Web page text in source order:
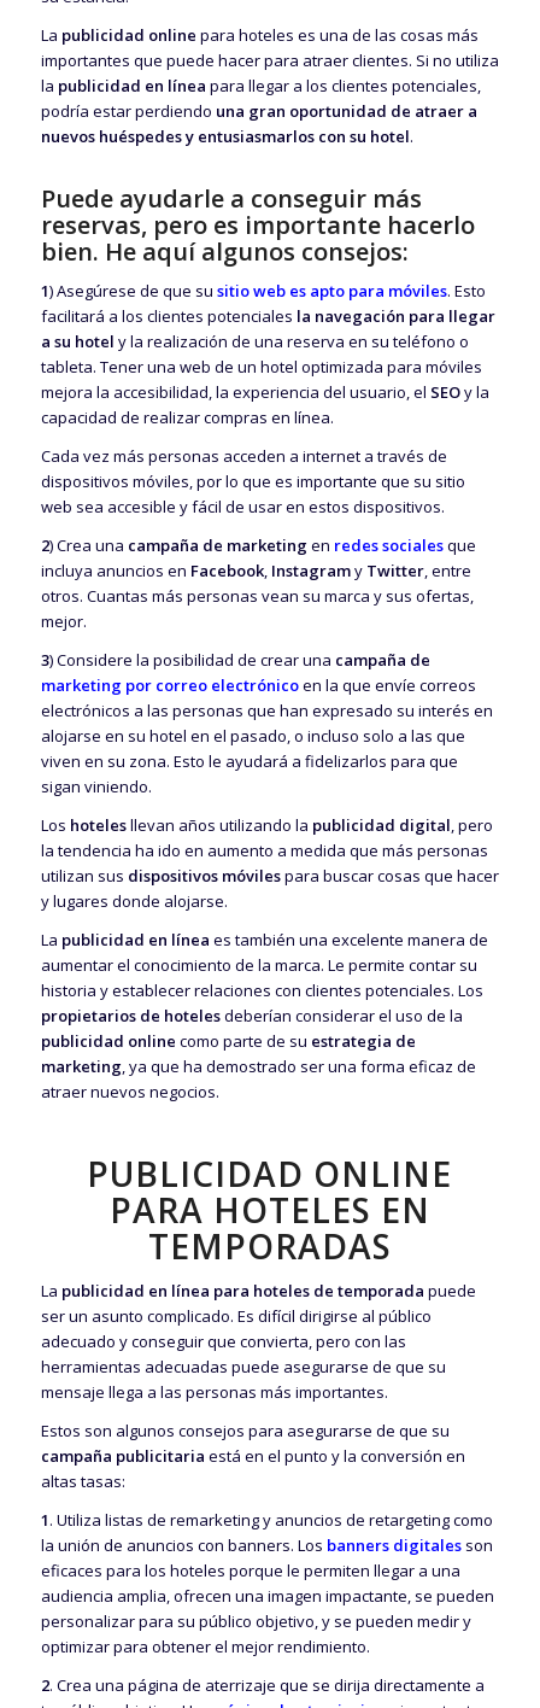
La publicidad online para hoteles es una de las cosas más
importantes que puede hacer para atraer clientes. Si no utiliza
la publicidad en línea para llegar a los clientes potenciales,
podría estar perdiendo una gran oportunidad de atraer a
nuevos huéspedes y entusiasmarlos con su hotel.
Puede ayudarle a conseguir más
reservas, pero es importante hacerlo
bien. He aquí algunos consejos:
1) Asegúrese de que su sitio web es apto para móviles. Esto
facilitará a los clientes potenciales la navegación para llegar
a su hotel y la realización de una reserva en su teléfono o
tableta. Tener una web de un hotel optimizada para móviles
mejora la accesibilidad, la experiencia del usuario, el SEOy la
capacidad de realizar compras en línea.
Cada vez más personas acceden a internet a través de
dispositivos móviles, por lo que es importante que su sitio
web sea accesible y fácil de usar en estos dispositivos.
2) Crea una campaña de marketingen redes socialesque
incluya anuncios en Facebook, Instagramy Twitter, entre
otros. Cuantas más personas vean su marca y sus ofertas,
mejor.
3) Considere la posibilidad de crear una campaña de
marketing por correo electrónicoen la que envíe correos
electrónicos a las personas que han expresado su interés en
alojarse en su hotel en el pasado, o incluso solo a las que
viven en su zona. Esto le ayudará a fidelizarlos para que
sigan viniendo.
Los hotelesllevan años utilizando la publicidad digital, pero
la tendencia ha ido en aumento a medida que más personas
utilizan sus dispositivos móvilespara buscar cosas que hacer
y lugares donde alojarse.
La publicidad en línea es también una excelente manera de
aumentar el conocimiento de la marca. Le permite contar su
historia y establecer relaciones con clientes potenciales. Los
propietarios de hotelesdeberían considerar el uso de la
publicidad online como parte de su estrategia de
marketing, ya que ha demostrado ser una forma eficaz de
atraer nuevos negocios.
PUBLICIDAD ONLINE
PARA HOTELES EN
TEMPORADAS
La publicidad en línea para hoteles de temporada puede
ser un asunto complicado. Es difícil dirigirse al público
adecuado y conseguir que convierta, pero con las
herramientas adecuadas puede asegurarse de que su
mensaje llega a las personas más importantes.
Estos son algunos consejos para asegurarse de que su
campaña publicitaria está en el punto y la conversión en
altas tasas:
1. Utiliza listas de remarketing y anuncios de retargeting como
la unión de anuncios con banners. Los banners digitalesson
eficaces para los hoteles porque le permiten llegar a una
audiencia amplia, ofrecen una imagen impactante, se pueden
personalizar para su público objetivo, y se pueden medir y
optimizar para obtener el mejor rendimiento.
2. Crea una página de aterrizaje que se dirija directamente a